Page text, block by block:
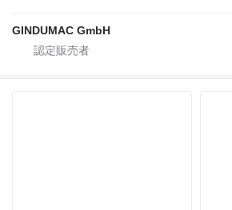
GINDUMAC GmbH